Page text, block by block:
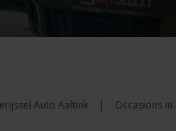
Auto Aaltink | Occasions in